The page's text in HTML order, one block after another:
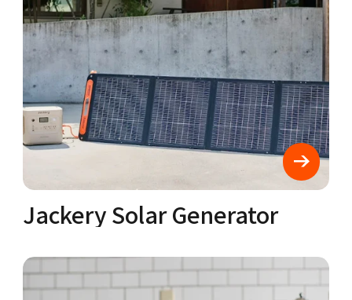
Jackery Solar Generator